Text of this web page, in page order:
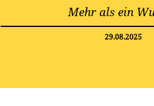
Mehr als ein
29.08.2025